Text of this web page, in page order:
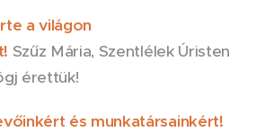
a világon
Szűz Mária, Szentlélek Úristen
érettük!
és munkatársainkért!